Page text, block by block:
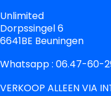
Unlimited
Dorpssingel 6
6641BE Beuningen
Whatsapp : 06.47-60-
VERKOOP ALLEEN VIA